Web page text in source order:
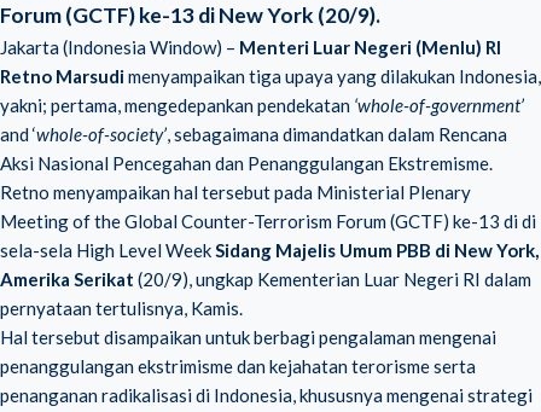
Forum (GCTF) ke-13di New York (20/9).
Jakarta (Indonesia Window) – Menteri Luar Negeri (Menlu) RI
Retno Marsudimenyampaikan tiga upaya yang dilakukan Indonesia,
yakni; pertama, mengedepankan pendekatan ‘whole-of-government’
and ‘whole-of-society’, sebagaimana dimandatkan dalam Rencana
Aksi Nasional Pencegahan dan Penanggulangan Ekstremisme.
Retno menyampaikan hal tersebut pada Ministerial Plenary
Meeting of the Global Counter-Terrorism Forum (GCTF) ke-13 di di
sela-sela High Level WeekSidang Majelis Umum PBB di New York,
Amerika Serikat (20/9), ungkap Kementerian Luar Negeri RI dalam
pernyataan tertulisnya, Kamis.
Hal tersebut disampaikan untuk berbagi pengalaman mengenai
penanggulangan ekstrimisme dan kejahatan terorisme serta
penanganan radikalisasi di Indonesia, khususnya mengenai strategi